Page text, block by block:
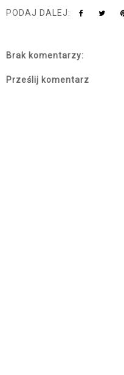
PODAJ DALEJ:
Brak komentarzy:
Prześlij komentarz